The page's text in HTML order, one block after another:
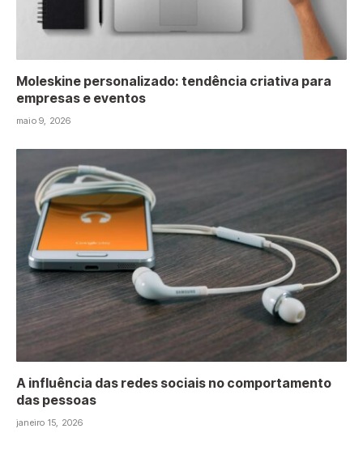
Moleskine personalizado: tendência criativa para
empresas e eventos
maio 9, 2026
A influência das redes sociais no comportamento
das pessoas
janeiro 15, 2026